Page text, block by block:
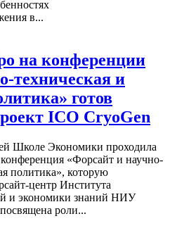
в...
на конференции
техническая и
готов
ICO CryoGen
Школе Экономики проходила
«Форсайт и научно-
политика», которую
центр Института
и экономики знаний НИУ
роли...